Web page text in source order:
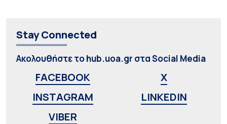
Stay Connected
Ακολουθήστε το hub.uoa.gr στα Social Media
FACEBOOK
X
INSTAGRAM
LINKEDIN
VIBER